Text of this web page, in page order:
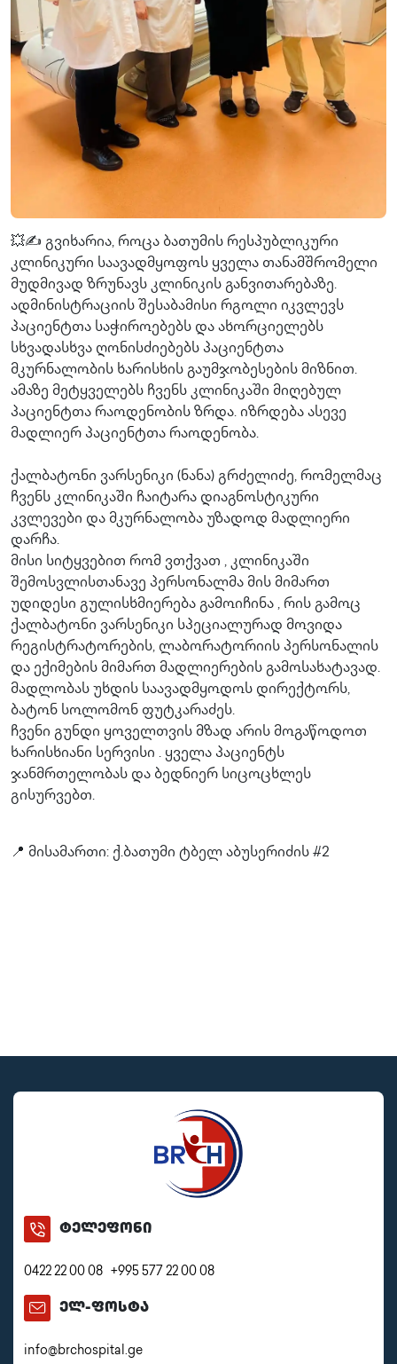
💥✍ გვიხარია, როცა ბათუმის რესპუბლიკური
კლინიკური საავადმყოფოს ყველა თანამშრომელი
მუდმივად ზრუნავს კლინიკის განვითარებაზე.
ადმინისტრაციის შესაბამისი რგოლი იკვლევს
პაციენტთა საჭიროებებს და ახორციელებს
სხვადასხვა ღონისძიებებს პაციენტთა
მკურნალობის ხარისხის გაუმჯობესების მიზნით.
ამაზე მეტყველებს ჩვენს კლინიკაში მიღებულ
პაციენტთა რაოდენობის ზრდა. იზრდება ასევე
მადლიერ პაციენტთა რაოდენობა.
ქალბატონი ვარსენიკი (ნანა) გრძელიძე, რომელმაც
ჩვენს კლინიკაში ჩაიტარა დიაგნოსტიკური
კვლევები და მკურნალობა უზადოდ მადლიერი
დარჩა.
მისი სიტყვებით რომ ვთქვათ , კლინიკაში
შემოსვლისთანავე პერსონალმა მის მიმართ
უდიდესი გულისხმიერება გამოიჩინა , რის გამოც
ქალბატონი ვარსენიკი სპეციალურად მოვიდა
რეგისტრატორების, ლაბორატორიის პერსონალის
და ექიმების მიმართ მადლიერების გამოსახატავად.
მადლობას უხდის საავადმყოდოს დირექტორს,
ბატონ სოლომონ ფუტკარაძეს.
ჩვენი გუნდი ყოველთვის მზად არის მოგაწოდოთ
ხარისხიანი სერვისი . ყველა პაციენტს
ჯანმრთელობას და ბედნიერ სიცოცხლეს
გისურვებთ.
📍 მისამართი: ქ.ბათუმი ტბელ აბუსერიძის #2
ტელეფონი
0422 22 00 08 +995 577 22 00 08
ელ-ფოსტა
info@brchospital.ge